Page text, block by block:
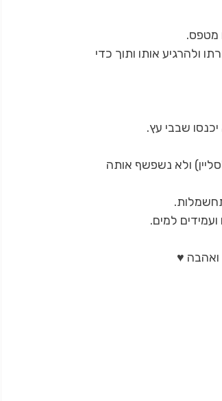
מטפס.
ולהרגיע אותו ותוך כדי
שבבי עץ.
ולא נשפשף אותה
למים.
ואהבה ♥